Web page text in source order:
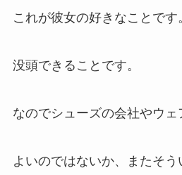
これが彼女の好きなことです
没頭できることです。
なのでシューズの会社やウ
よいのではないか、またそ